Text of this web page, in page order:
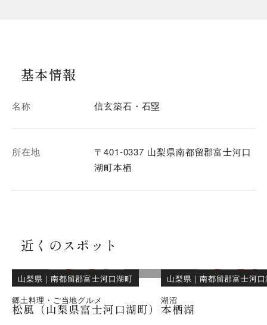
基本情報
名称 信玄築石・石塁
所在地
〒401-0337 山梨県南都留郡富士河口
湖町本栖
近くのスポット
山梨県 ｜南都留郡富士河口湖町
郷土料理・ご当地グルメ
松風（山梨県富士河口湖町）
山梨県 ｜南都留郡富士河
湖沼
本栖湖